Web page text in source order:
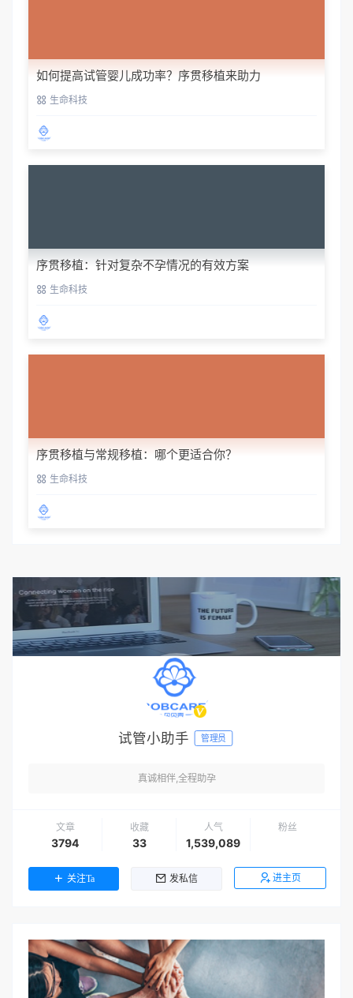
如何提高试管婴儿成功率？序贯移植来助力
生命科技
序贯移植：针对复杂不孕情况的有效方案
生命科技
序贯移植与常规移植：哪个更适合你？
生命科技
试管小助手 管理员
真诚相伴,全程助孕
文章
3794
收藏
33
人气
1,539,089
粉丝
关注Ta 发私信 进主页